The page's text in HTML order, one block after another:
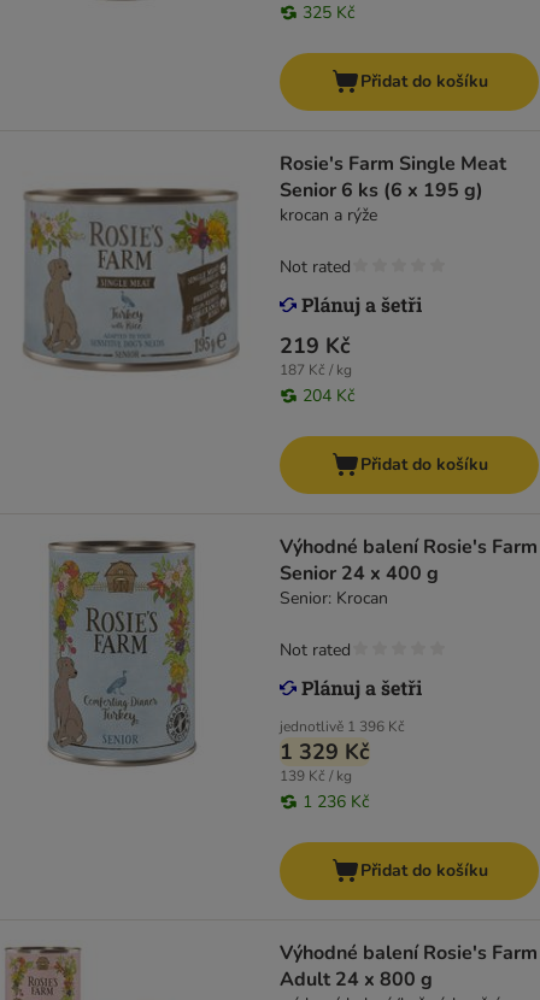
325 Kč
Přidat do košíku
Rosie's Farm Single Meat
Senior 6 ks (6 x 195 g)
krocan a rýže
219 Kč
187 Kč / kg
204 Kč
Not rated
Přidat do košíku
Výhodné balení Rosie's Farm
Senior 24 x 400 g
Senior: Krocan
jednotlivě 1 396 Kč
1 329 Kč
139 Kč / kg
1 236 Kč
Not rated
Přidat do košíku
Výhodné balení Rosie's Farm
Adult 24 x 800 g